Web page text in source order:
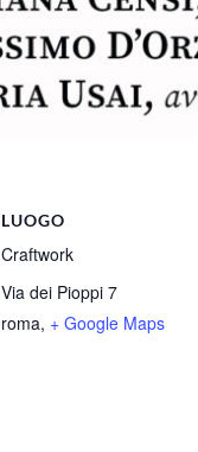
LUOGO
Craftwork
Via dei Pioppi 7
roma, + Google Maps